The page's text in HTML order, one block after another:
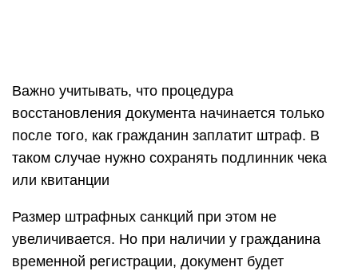
Важно учитывать, что процедура
восстановления документа начинается только
после того, как гражданин заплатит штраф. В
таком случае нужно сохранять подлинник чека
или квитанции
Размер штрафных санкций при этом не
увеличивается. Но при наличии у гражданина
временной регистрации, документ будет